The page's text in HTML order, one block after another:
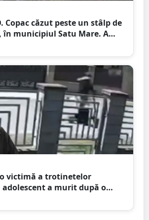
Copac căzut peste un stâlp de
municipiul Satu Mare. A
o mașină
o victimă a trotinetelor
adolescent a murit după o
la ATI